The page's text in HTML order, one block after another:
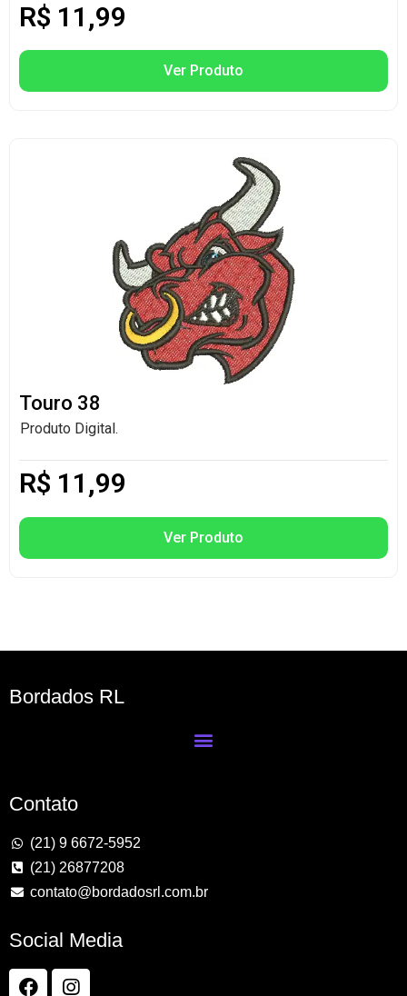
R$ 11,99
Ver Produto
Touro 38
Produto Digital.
R$ 11,99
Ver Produto
Bordados RL
Contato
(21) 9 6672-5952
(21) 26877208
contato@bordadosrl.com.br
Social Media